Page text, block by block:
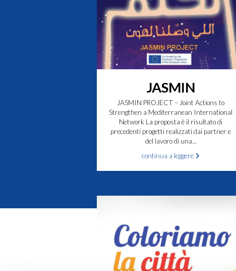
JASMIN
JASMIN PROJECT – Joint Actions to
Strengthen a Mediterranean International
Network La proposta è il risultato di
precedenti progetti realizzati dai partner e
del lavoro di una...
continua a leggere